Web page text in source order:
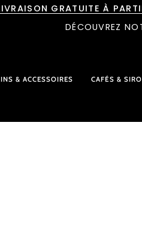
GRATUITE À
DÉCOUVREZ
& ACCESSOIRES CAFÉS &